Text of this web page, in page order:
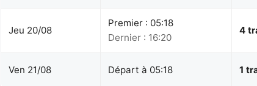
Jeu 20/08
Premier : 05:18
Dernier : 16:20
4
Ven 21/08 Départ à 05:18 1